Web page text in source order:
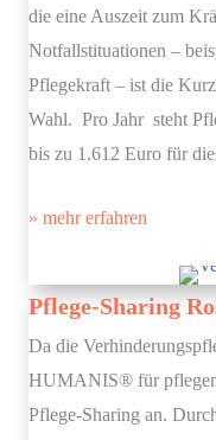
die eine Auszeit zum
Notfallstituationen –
Pflegekraft – ist die
Wahl. Pro Jahr steht
bis zu 1.612 Euro für
» mehr erfahren
Pflege-Sharing
Da die
HUMANIS® für
Pflege-Sharing an.